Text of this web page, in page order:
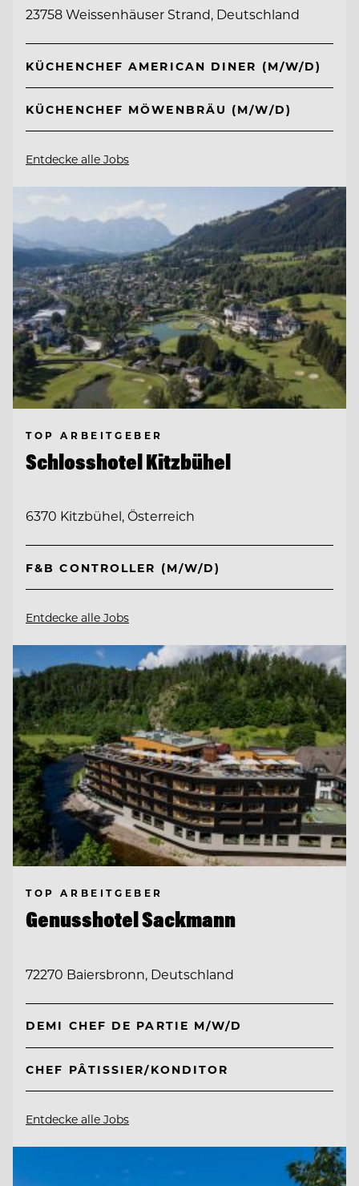
23758 Weissenhäuser Strand, Deutschland
KÜCHENCHEF AMERICAN DINER (M/W/D)
KÜCHENCHEF MÖWENBRÄU (M/W/D)
Entdecke alle Jobs
TOP ARBEITGEBER
Schlosshotel Kitzbühel
6370 Kitzbühel, Österreich
F&B CONTROLLER (M/W/D)
Entdecke alle Jobs
TOP ARBEITGEBER
Genusshotel Sackmann
72270 Baiersbronn, Deutschland
DEMI CHEF DE PARTIE M/W/D
CHEF PÂTISSIER/KONDITOR
Entdecke alle Jobs